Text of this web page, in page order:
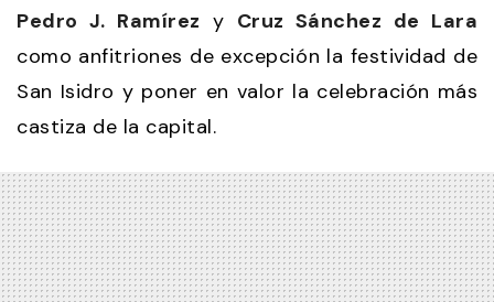
Pedro J. Ramírez y Cruz Sánchez de Lara
como anfitriones de excepción la festividad de
San Isidro y poner en valor la celebración más
castiza de la capital.